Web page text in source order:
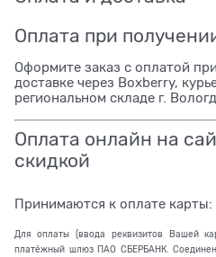
Оплата при
Оформите заказ с оплатой
доставке через Boxberry,
региональном складе г.
Оплата онлайн на
скидкой
Принимаются к оплате карты:
Для оплаты (ввода реквизитов Вашей
платёжный шлюз ПАО СБЕРБАНК.